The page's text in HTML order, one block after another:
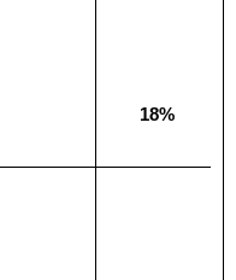
Deze opleiding:
Geen waarde bekendLandelijk
18%